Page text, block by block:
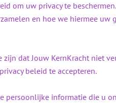
om uw privacy te
en hoe we hiermee uw
dat Jouw KernKracht niet
beleid te accepteren.
persoonlijke informatie die u